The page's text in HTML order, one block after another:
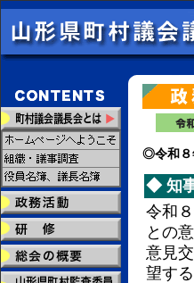
◎令和８
◆ 知
令和
との
意見
望す